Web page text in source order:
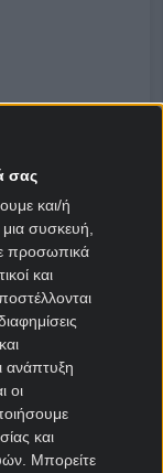
σας
και/ή
συσκευή,
προσωπικά
και
ανάπτυξη
οι
και
Μπορείτε